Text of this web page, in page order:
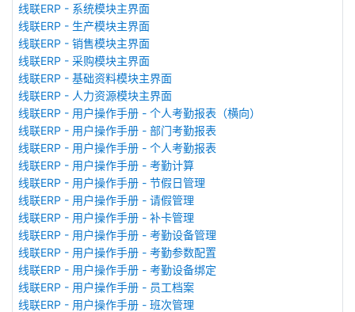
线联ERP - 系统模块主界面
线联ERP - 生产模块主界面
线联ERP - 销售模块主界面
线联ERP - 采购模块主界面
线联ERP - 基础资料模块主界面
线联ERP - 人力资源模块主界面
线联ERP - 用户操作手册 - 个人考勤报表（横向）
线联ERP - 用户操作手册 - 部门考勤报表
线联ERP - 用户操作手册 - 个人考勤报表
线联ERP - 用户操作手册 - 考勤计算
线联ERP - 用户操作手册 - 节假日管理
线联ERP - 用户操作手册 - 请假管理
线联ERP - 用户操作手册 - 补卡管理
线联ERP - 用户操作手册 - 考勤设备管理
线联ERP - 用户操作手册 - 考勤参数配置
线联ERP - 用户操作手册 - 考勤设备绑定
线联ERP - 用户操作手册 - 员工档案
线联ERP - 用户操作手册 - 班次管理